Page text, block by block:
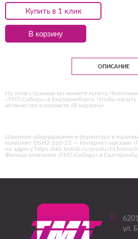
Купить в 1 клик
В корзину
ОПИСАНИЕ
На этой странице вы можете купить
«ТМТ-Сибирь» в Екатеринбурге. Чтобы
количество и нажмите «В корзину».
Швейное оборудование и фурнитура в
комплект DSH2-260-22 — Интернет-магазин
по адресу https://ekb.tmtsib.ru/product/
Филиал компании «ТМТ-Сибирь» в
ул.